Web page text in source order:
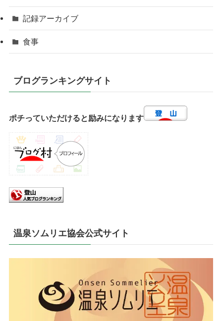
記録アーカイブ
食事
ブログランキングサイト
ポチっていただけると励みになります
温泉ソムリエ協会公式サイト